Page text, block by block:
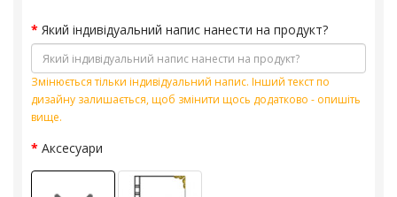
Який індивідуальний напис нанести на продукт?
Змінюється тільки індивідуальний напис. Інший текст по
дизайну залишається, щоб змінити щось додатково - опишіть
вище.
Аксесуари